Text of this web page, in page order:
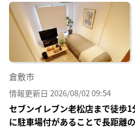
倉敷市
情報更新日 2026/08/02 09:54
セブンイレブン老松店まで徒歩
に駐車場付があることで長距離